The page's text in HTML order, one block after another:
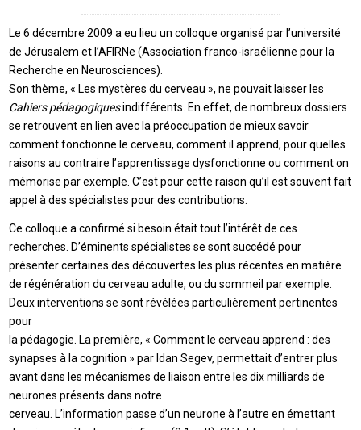
Le 6 décembre 2009 a eu lieu un colloque organisé par l’université
de Jérusalem et l’AFIRNe (Association franco-israélienne pour la
Recherche en Neurosciences).
Son thème, « Les mystères du cerveau », ne pouvait laisser les
Cahiers pédagogiquesindifférents. En effet, de nombreux dossiers
se retrouvent en lien avec la préoccupation de mieux savoir
comment fonctionne le cerveau, comment il apprend, pour quelles
raisons au contraire l’apprentissage dysfonctionne ou comment on
mémorise par exemple. C’est pour cette raison qu’il est souvent fait
appel à des spécialistes pour des contributions.
Ce colloque a confirmé si besoin était tout l’intérêt de ces
recherches. D’éminents spécialistes se sont succédé pour
présenter certaines des découvertes les plus récentes en matière
de régénération du cerveau adulte, ou du sommeil par exemple.
Deux interventions se sont révélées particulièrement pertinentes
pour
la pédagogie. La première, « Comment le cerveau apprend : des
synapses à la cognition » par Idan Segev, permettait d’entrer plus
avant dans les mécanismes de liaison entre les dix milliards de
neurones présents dans notre
cerveau. L’information passe d’un neurone à l’autre en émettant